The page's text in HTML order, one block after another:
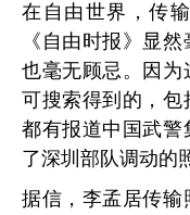
在自由世界，传
《自由时报》显
也毫无顾忌。因为
可搜索得到的，
都有报道中国武
了深圳部队调动的
据信，李孟居传输